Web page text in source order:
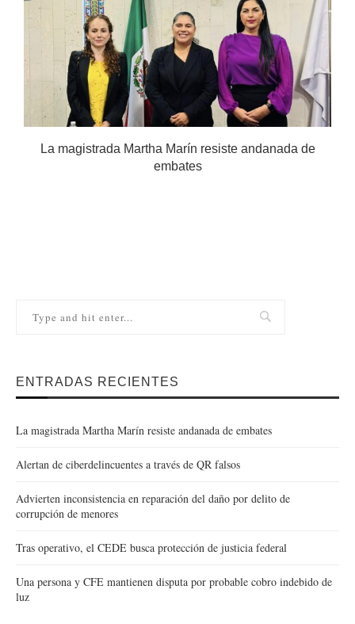
La magistrada Martha Marín resiste andanada de
embates
ENTRADAS RECIENTES
La magistrada Martha Marín resiste andanada de embates
Alertan de ciberdelincuentes a través de QR falsos
Advierten inconsistencia en reparación del daño por delito de
corrupción de menores
Tras operativo, el CEDE busca protección de justicia federal
Una persona y CFE mantienen disputa por probable cobro indebido de
luz